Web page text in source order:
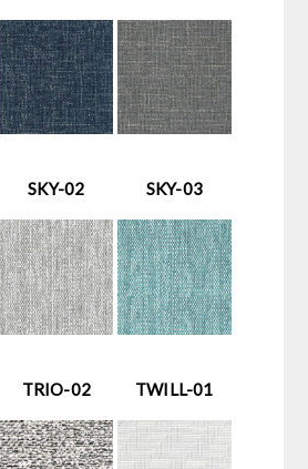
SKY-02 SKY-03
TRIO-02 TWILL-01